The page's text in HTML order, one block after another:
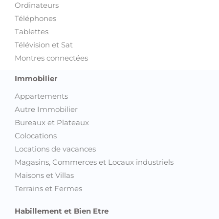
Ordinateurs
Téléphones
Tablettes
Télévision et Sat
Montres connectées
Immobilier
Appartements
Autre Immobilier
Bureaux et Plateaux
Colocations
Locations de vacances
Magasins, Commerces et Locaux industriels
Maisons et Villas
Terrains et Fermes
Habillement et Bien Etre